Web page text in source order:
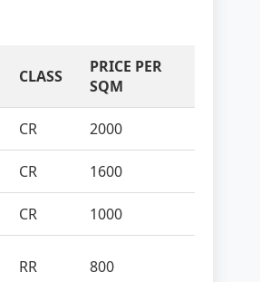
CLASS
PRICE PER
SQM
CR 2000
CR 1600
CR 1000
RR 800